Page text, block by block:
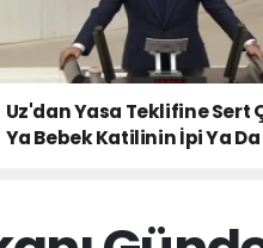
Uz'dan Yasa Teklifine Sert
Ya Bebek Katilinin İpi Ya Da